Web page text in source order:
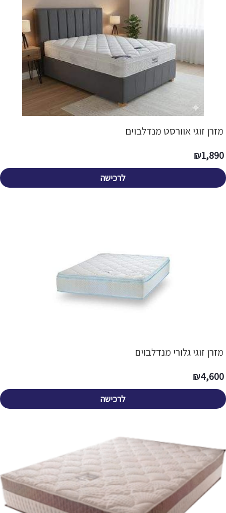
מזרן זוגי אוורסט מנדלבוים
1,890
₪
לרכישה
מזרן זוגי גלורי מנדלבוים
4,600
₪
לרכישה